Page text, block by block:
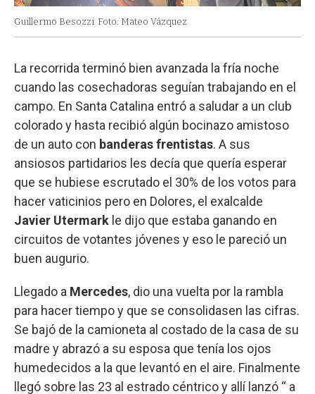
Guillermo Besozzi Foto: Mateo Vázquez
La recorrida terminó bien avanzada la fría noche
cuando las cosechadoras seguían trabajando en el
campo. En Santa Catalina entró a saludar a un club
colorado y hasta recibió algún bocinazo amistoso
de un auto con banderas frentistas. A sus
ansiosos partidarios les decía que quería esperar
que se hubiese escrutado el 30% de los votos para
hacer vaticinios pero en Dolores, el exalcalde
Javier Utermark le dijo que estaba ganando en
circuitos de votantes jóvenes y eso le pareció un
buen augurio.
Llegado a Mercedes, dio una vuelta por la rambla
para hacer tiempo y que se consolidasen las cifras.
Se bajó de la camioneta al costado de la casa de su
madre y abrazó a su esposa que tenía los ojos
humedecidos a la que levantó en el aire. Finalmente
llegó sobre las 23 al estrado céntrico y allí lanzó “ a